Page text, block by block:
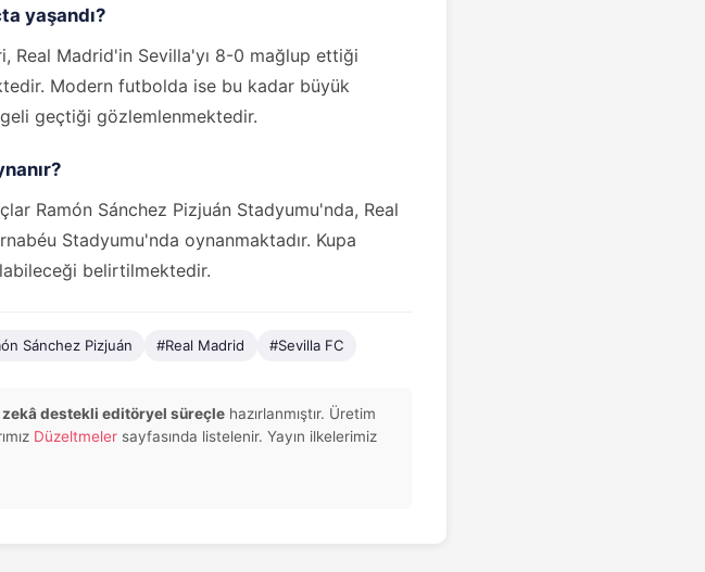
yaşandı?
Real Madrid'in Sevilla'yı 8-0 mağlup ettiği
Modern futbolda ise bu kadar büyük
geçtiği gözlemlenmektedir.
Ramón Sánchez Pizjuán Stadyumu'nda, Real
Stadyumu'nda oynanmaktadır. Kupa
belirtilmektedir.
Sánchez Pizjuán #Real Madrid #Sevilla FC
destekli editöryel süreçlehazırlanmıştır. Üretim
Düzeltmelersayfasında listelenir. Yayın ilkelerimiz